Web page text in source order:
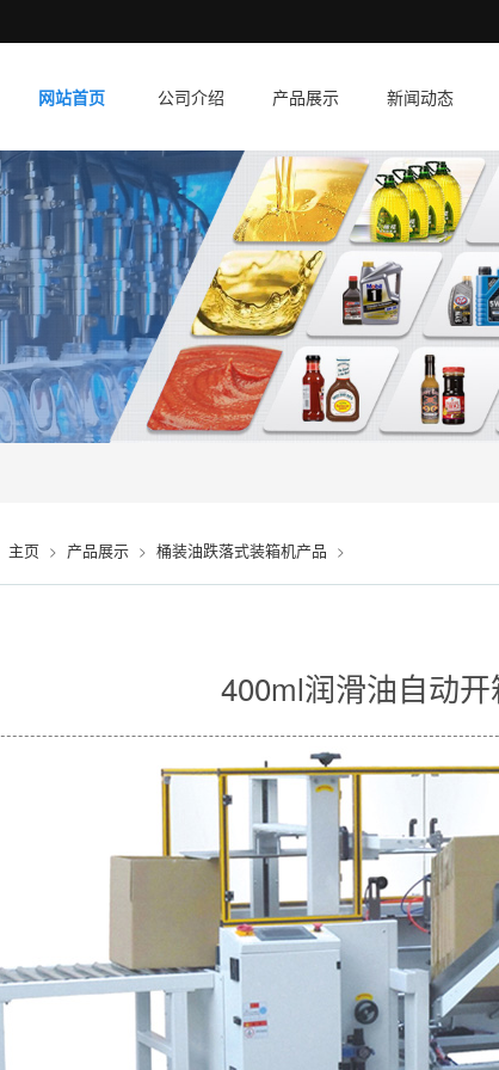
网站首页 公司介绍 产品展示 新闻动态
主页 > 产品展示 > 桶装油跌落式装箱机产品 >
400ml润滑油自动